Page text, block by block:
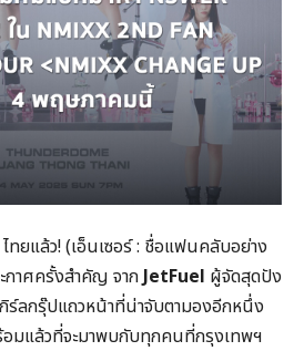
ไทยแล้ว! (เอ็นเซอร์ : ชื่อแฟนคลับอย่าง
กาศครั้งสำคัญ จากJetFuel ผู้จัดสุดปัง
ลกรุ๊ปแถวหน้าที่น่าจับตามองอีกหนึ่ง
มแล้วที่จะมาพบกับทุกคนที่กรุงเทพฯ